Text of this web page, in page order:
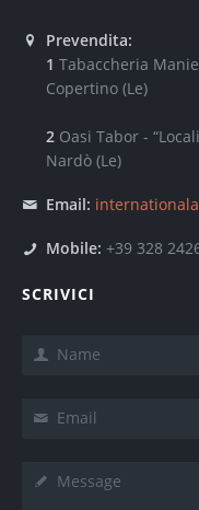
Prevendita:
1 Tabaccheria
Copertino (Le)
2 Oasi Tabor -
Nardò (Le)
Email:
Mobile: +39 328
SCRIVICI